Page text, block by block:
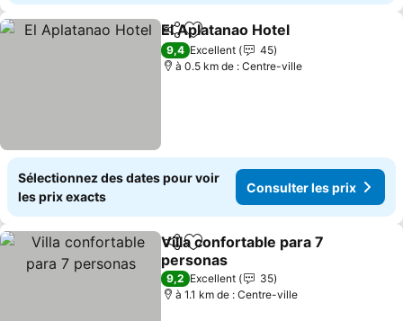
PartagerAjouter à mes favoris
El Aplatanao Hotel
9,4 Excellent
45
à 0.5 km de : Centre-ville
Sélectionnez des dates pour voir
les prix exacts
Consulter les prix
PartagerAjouter à mes favoris
Villa confortable para 7
personas
Consulter les prix
9,2 Excellent
35
à 1.1 km de : Centre-ville